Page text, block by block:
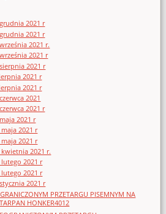
2021 r
2021 r
2021 r.
2021 r
2021 r
2021 r
2021 r
2021
2021 r
2021 r
2021 r
2021 r
2021 r.
2021 r
2021 r
2021 r
PRZETARGU PISEMNYM NA
HONKER4012